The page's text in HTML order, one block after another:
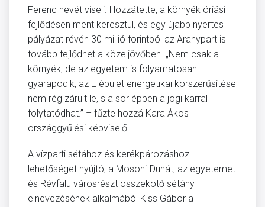
Ferenc nevét viseli. Hozzátette, a környék óriási
fejlődésen ment keresztül, és egy újabb nyertes
pályázat révén 30 millió forintból az Aranypart is
tovább fejlődhet a közeljövőben. „Nem csak a
környék, de az egyetem is folyamatosan
gyarapodik, az E épület energetikai korszerűsítése
nem rég zárult le, s a sor éppen a jogi karral
folytatódhat.” – fűzte hozzá Kara Ákos
országgyűlési képviselő.
A vízparti sétához és kerékpározáshoz
lehetőséget nyújtó, a Mosoni-Dunát, az egyetemet
és Révfalu városrészt összekötő sétány
elnevezésének alkalmából Kiss Gábor a